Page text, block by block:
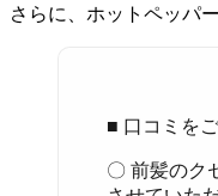
さらに、ホットペッパ
■ 口コミを
〇 前髪のク